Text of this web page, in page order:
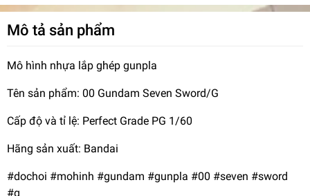
Mô tả sản phẩm
Mô hình nhựa lắp ghép gunpla
Tên sản phẩm: 00 Gundam Seven Sword/G
Cấp độ và tỉ lệ: Perfect Grade PG 1/60
Hãng sản xuất: Bandai
#dochoi #mohinh #gundam #gunpla #00 #seven #sword
#g